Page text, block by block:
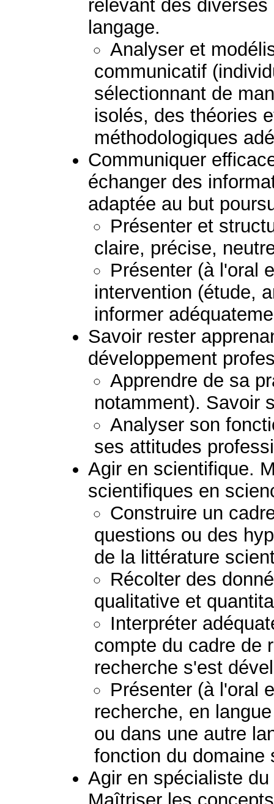
relevant des
langage.
Analyser et
communicatif
sélectionnant de
isolés, des théories
méthodologiques
Communiquer
échanger des
adaptée au but
Présenter et
claire, précise,
Présenter (à l'oral
intervention (étude,
informer
Savoir rester
développement
Apprendre de sa
notamment). Savoir
Analyser son
ses attitudes
Agir en scientifique.
scientifiques en
Construire un
questions ou des
de la littérature
Récolter des
qualitative et
Interpréter
compte du cadre de
recherche s'est
Présenter (à l'oral
recherche, en
ou dans une autre
fonction du domaine
Agir en spécialiste